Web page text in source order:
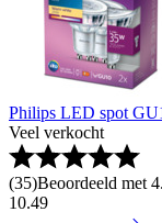
Philips LED spot
Veel verkocht
(35)Beoordeeld met
10.49